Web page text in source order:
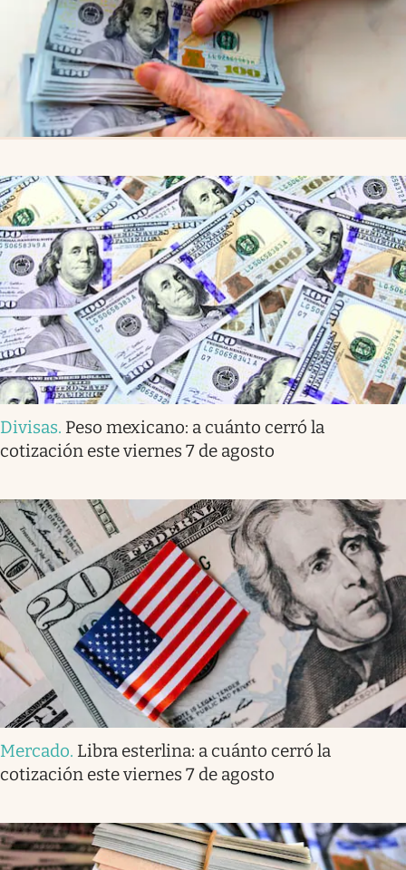
Divisas. Peso mexicano: a cuánto cerró la
cotización este viernes 7 de agosto
Mercado. Libra esterlina: a cuánto cerró la
cotización este viernes 7 de agosto